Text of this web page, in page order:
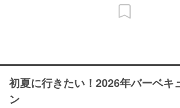
初夏に行きたい！2026年バーベキ
ン